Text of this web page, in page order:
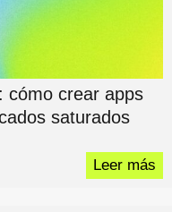
cómo crear apps
saturados
Leer más